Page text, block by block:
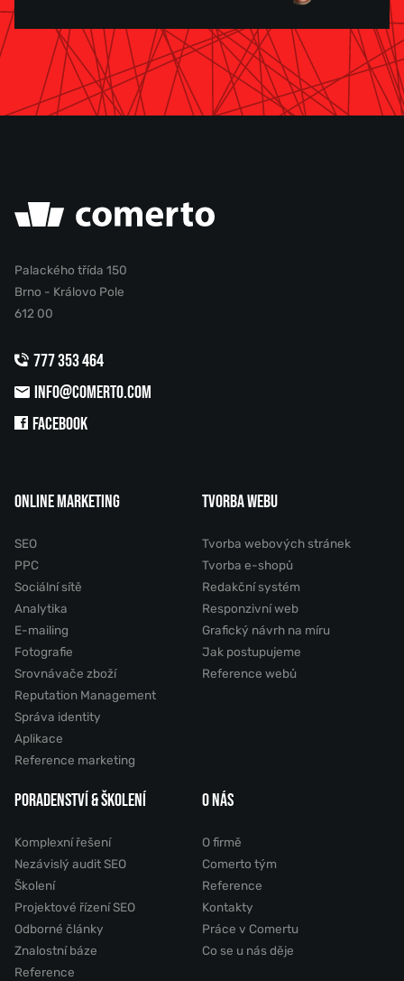
Palackého třída 150
Brno - Královo Pole
612 00
777 353 464
INFO@COMERTO.COM
FACEBOOK
ONLINE MARKETING
SEO
PPC
Sociální sítě
Analytika
E-mailing
Fotografie
Srovnávače zboží
Reputation Management
Správa identity
Aplikace
Reference marketing
TVORBA WEBU
Tvorba webových stránek
Tvorba e-shopů
Redakční systém
Responzivní web
Grafický návrh na míru
Jak postupujeme
Reference webů
PORADENSTVÍ & ŠKOLENÍ
Komplexní řešení
Nezávislý audit SEO
Školení
Projektové řízení SEO
Odborné články
Znalostní báze
Reference
O NÁS
O firmě
Comerto tým
Reference
Kontakty
Práce v Comertu
Co se u nás děje